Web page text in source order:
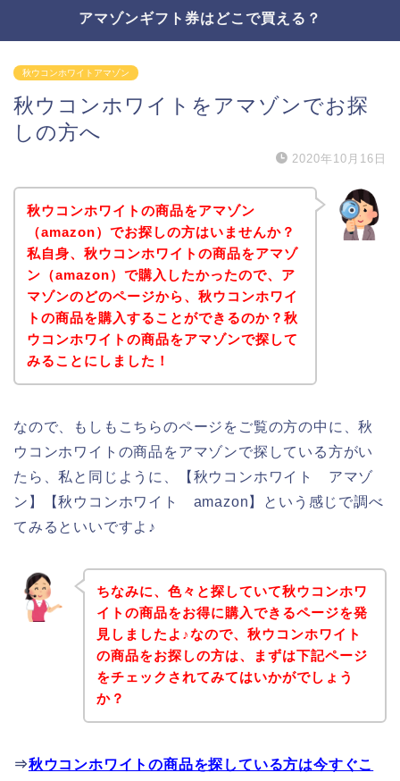
アマゾンギフト券はどこで買える？
秋ウコンホワイトアマゾン
秋ウコンホワイトをアマゾンでお探
しの方へ
2020年10月16日
秋ウコンホワイトの商品をアマゾン
（amazon）でお探しの方はいませんか？
私自身、秋ウコンホワイトの商品をアマゾ
ン（amazon）で購入したかったので、ア
マゾンのどのページから、秋ウコンホワイ
トの商品を購入することができるのか？秋
ウコンホワイトの商品をアマゾンで探して
みることにしました！
なので、もしもこちらのページをご覧の方の中に、秋
ウコンホワイトの商品をアマゾンで探している方がい
たら、私と同じように、【秋ウコンホワイト アマゾ
ン】【秋ウコンホワイト amazon】という感じで調べ
てみるといいですよ♪
ちなみに、色々と探していて秋ウコンホワ
イトの商品をお得に購入できるページを発
見しましたよ♪なので、秋ウコンホワイト
の商品をお探しの方は、まずは下記ページ
をチェックされてみてはいかがでしょう
か？
⇒秋ウコンホワイトの商品を探している方は今すぐこ